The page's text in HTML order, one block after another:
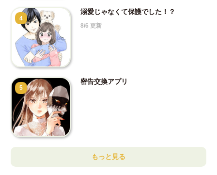
4
溺愛じゃなくて保護でした！？
8/6 更新
5
密告交換アプリ
もっと見る